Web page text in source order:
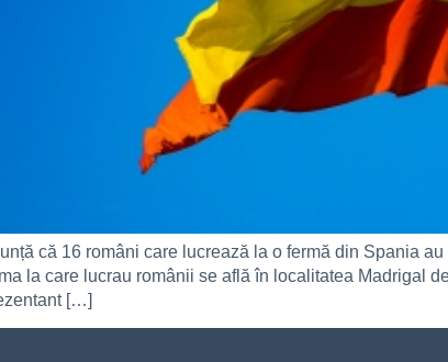
că 16 români care lucrează la o fermă din Spania
la care lucrau românii se află în localitatea Madrigal
[…]